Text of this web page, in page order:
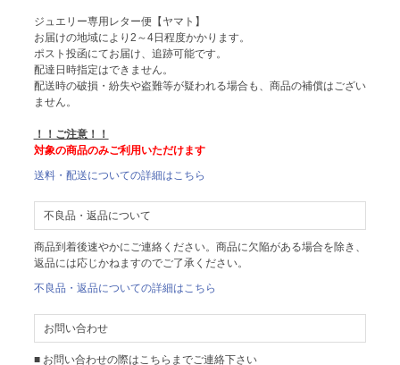
ジュエリー専用レター便【ヤマト】
お届けの地域により2～4日程度かかります。
ポスト投函にてお届け、追跡可能です。
配達日時指定はできません。
配送時の破損・紛失や盗難等が疑われる場合も、商品の補償はござい
ません。
！！ご注意！！
対象の商品のみご利用いただけます
送料・配送についての詳細はこちら
不良品・返品について
商品到着後速やかにご連絡ください。商品に欠陥がある場合を除き、
返品には応じかねますのでご了承ください。
不良品・返品についての詳細はこちら
お問い合わせ
■ お問い合わせの際はこちらまでご連絡下さい